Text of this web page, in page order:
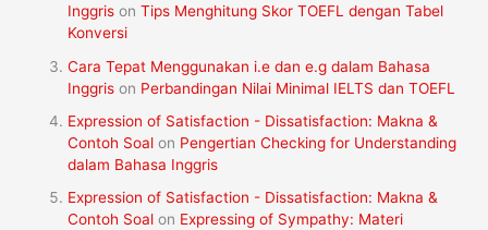
Inggris onTips Menghitung Skor TOEFL dengan Tabel
Konversi
Cara Tepat Menggunakan i.e dan e.g dalam Bahasa
Inggris on Perbandingan Nilai Minimal IELTS dan TOEFL
Expression of Satisfaction - Dissatisfaction: Makna &
Contoh Soal on Pengertian Checking for Understanding
dalam Bahasa Inggris
Expression of Satisfaction - Dissatisfaction: Makna &
Contoh Soal on Expressing of Sympathy: Materi